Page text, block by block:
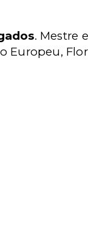
. Mestre
Europeu,